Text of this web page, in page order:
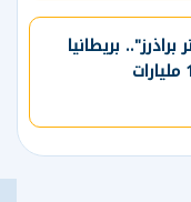
براذرز".. بريطانيا